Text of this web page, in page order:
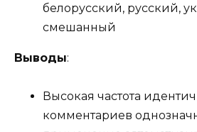
белорусский, русский,
смешанный
Выводы:
Высокая частота
комментариев